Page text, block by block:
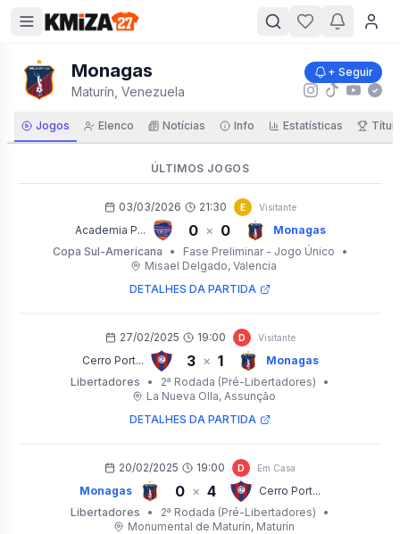
Monagas
Maturín, Venezuela
+ Seguir
Jogos Elenco Notícias Info Estatísticas
ÚLTIMOS JOGOS
03/03/2026 21:30 E Visitante
Academia P... 0 × 0
Monagas
Copa Sul-Americana
• Fase Preliminar - Jogo Único
•
Misael Delgado, Valencia
DETALHES DA PARTIDA
27/02/2025 19:00 D Visitante
Cerro Port... 3 × 1
Monagas
Libertadores
• 2ª Rodada (Pré-Libertadores)
•
La Nueva Olla, Assunção
DETALHES DA PARTIDA
20/02/2025 19:00 D Em Casa
Monagas 0 × 4
Cerro Port...
Libertadores
• 2ª Rodada (Pré-Libertadores)
•
Monumental de Maturín, Maturín